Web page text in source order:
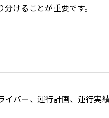
けることが重要です。
イバー、運行計画、運行実